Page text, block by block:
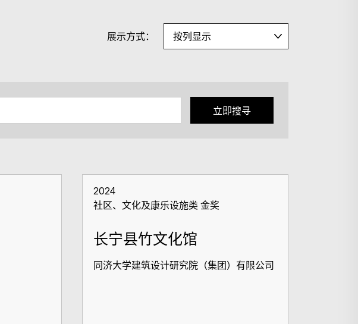
展示方式：
立即搜寻
2024
社区、文化及康乐设施类 金奖
长宁县竹文化馆
同济大学建筑设计研究院（集团）有限公司